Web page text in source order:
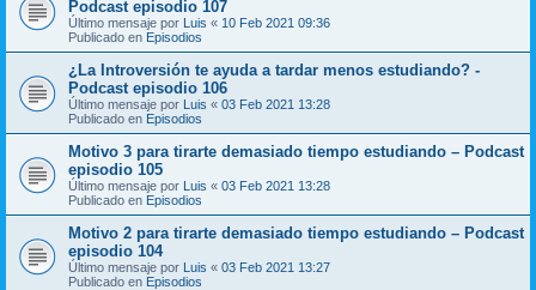
Podcast episodio 107
Último mensaje por Luis « 10 Feb 2021 09:36
Publicado en Episodios
¿La Introversión te ayuda a tardar menos estudiando? -
Podcast episodio 106
Último mensaje por Luis « 03 Feb 2021 13:28
Publicado en Episodios
Motivo 3 para tirarte demasiado tiempo estudiando – Podcast
episodio 105
Último mensaje por Luis « 03 Feb 2021 13:28
Publicado en Episodios
Motivo 2 para tirarte demasiado tiempo estudiando – Podcast
episodio 104
Último mensaje por Luis « 03 Feb 2021 13:27
Publicado en Episodios